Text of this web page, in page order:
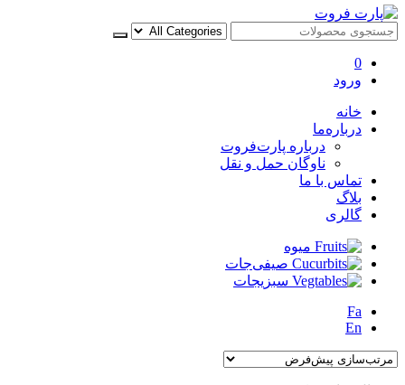
پارت فروت
0
ورود
خانه
درباره‌ما
درباره پارت‌فروت
ناوگان حمل و نقل
تماس با ما
بلاگ
گالری
میوه
صیفی‌جات
سبزیجات
Fa
En